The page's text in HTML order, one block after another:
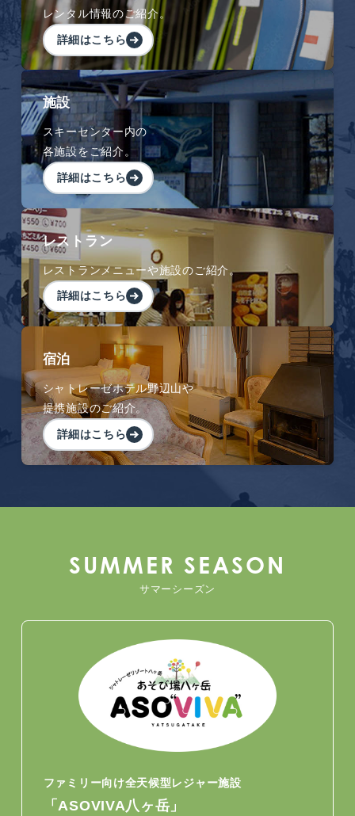
レンタル情報のご紹介。
詳細はこちら
施設
スキーセンター内の
各施設をご紹介。
詳細はこちら
レストラン
レストランメニューや施設のご紹介。
詳細はこちら
宿泊
シャトレーゼホテル野辺山や
提携施設のご紹介。
詳細はこちら
SUMMER SEASON
サマーシーズン
ファミリー向け全天候型レジャー施設
「ASOVIVA八ヶ岳」